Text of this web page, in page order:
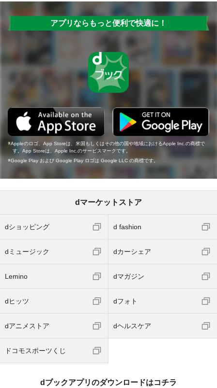
アプリならもっと便利で快適に！
Appleのロゴ、App Storeは、米国もしくはその他の国や地域におけるApple Inc.の商標で
す。App Storeは、Apple Inc.のサービスマークです。
Google Play および Google Play ロゴは Google LLC の商標です。
dマーケットストア
dショッピング d fashion
dミュージック dカーシェア
Lemino dマガジン
dヒッツ dフォト
dアニメストア dヘルスケア
ドコモスポーツくじ
dブックアプリのダウンロードはコチラ